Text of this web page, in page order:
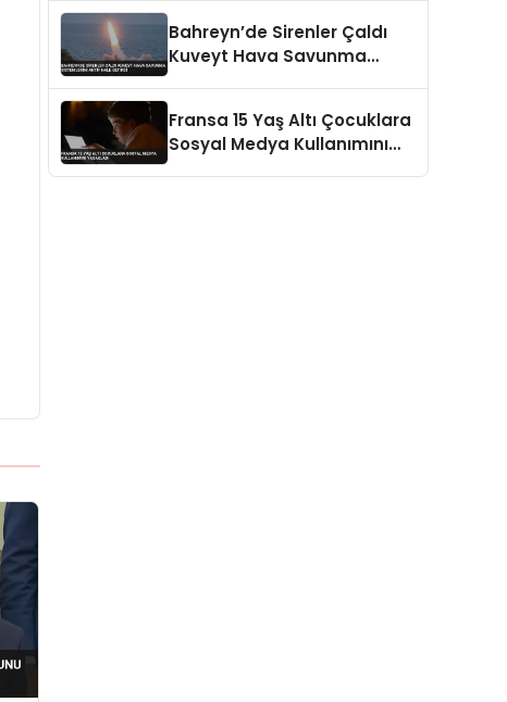
Bahreyn’de Sirenler Çaldı
Kuveyt Hava Savunma
Fransa 15 Yaş Altı Çocuklara
Sosyal Medya Kullanımını